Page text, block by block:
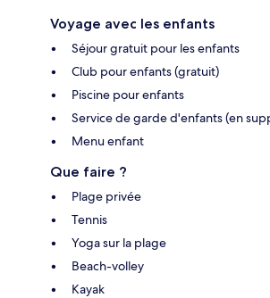
Voyage avec les enfants
Séjour gratuit pour les enfants
Club pour enfants (gratuit)
Piscine pour enfants
Service de garde d'enfants (en
Menu enfant
Que faire ?
Plage privée
Tennis
Yoga sur la plage
Beach-volley
Kayak